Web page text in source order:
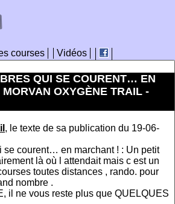
courses Vidéos
QUI SE COURENT… EN
OXYGÈNE TRAIL -
, le texte de sa publication du 19-06-
se courent… en marchant ! : Un petit
là où l attendait mais c est un
toutes distances , rando. pour
nombre .
il ne vous reste plus que QUELQUES